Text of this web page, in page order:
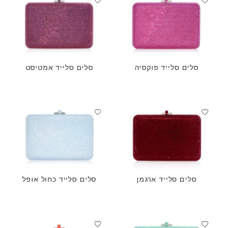
סלים סלייד פוקסיה סלים סלייד אמטיסט
סלים סלייד ארגמן סלים סלייד כחול אופל